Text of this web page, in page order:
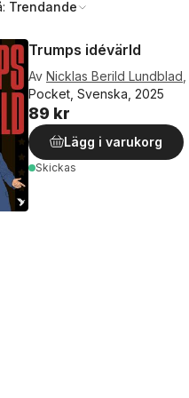
Trendande
Trumps idévärld
Av Nicklas Berild Lundblad
Pocket, Svenska, 2025
89 kr
Lägg i varukorg
Skickas